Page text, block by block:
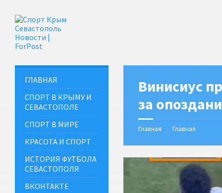
Винисиус
за
Главная Главная
ГЛАВНАЯ
СПОРТ В КРЫМУ И
СЕВАСТОПОЛЕ
СПОРТ В МИРЕ
КРАСОТА И СПОРТ
ИСТОРИЯ ФУТБОЛА
СЕВАСТОПОЛЯ
ВКОНТАКТЕ